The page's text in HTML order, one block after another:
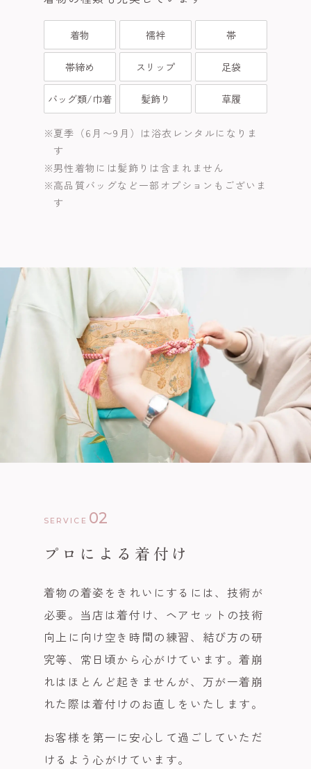
着物 襦袢 帯
帯締め スリップ 足袋
バッグ類/巾着 髪飾り 草履
夏季（6月〜9月）は浴衣レンタルになりま
す
男性着物には髪飾りは含まれません
高品質バッグなど一部オプションもございま
す
SERVICE 02
プロによる着付け
着物の着姿をきれいにするには、技術が
必要。当店は着付け、ヘアセットの技術
向上に向け空き時間の練習、結び方の研
究等、常日頃から心がけています。着崩
れはほとんど起きませんが、万が一着崩
れた際は着付けのお直しをいたします。
お客様を第一に安心して過ごしていただ
けるよう心がけています。